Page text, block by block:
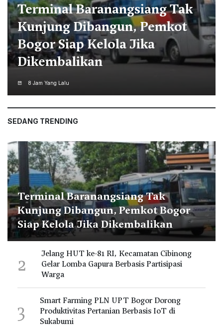
Jelang HUT ke-81 RI,
Kecamatan Cibinong Gelar
Lomba Gapura Berbasis
Partisipasi Warga
8 Jam Yang Lalu
SEDANG TRENDING
Terminal Baranangsiang Tak
Kunjung Dibangun, Pemkot Bogor
Siap Kelola Jika Dikembalikan
2
Jelang HUT ke-81 RI, Kecamatan Cibinong
Gelar Lomba Gapura Berbasis Partisipasi
Warga
3
Smart Farming PLN UPT Bogor Dorong
Produktivitas Pertanian Berbasis IoT di
Sukabumi